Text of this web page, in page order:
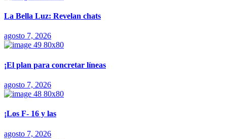
La Bella Luz: Revelan chats
agosto 7, 2026
¡El plan para concretar líneas
agosto 7, 2026
¡Los F- 16 y las
agosto 7, 2026